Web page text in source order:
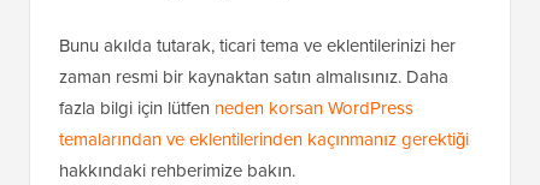
Bunu akılda tutarak, ticari tema ve eklentilerinizi her
zaman resmi bir kaynaktan satın almalısınız. Daha
fazla bilgi için lütfen neden korsan WordPress
temalarından ve eklentilerinden kaçınmanız gerektiği
hakkındaki rehberimize bakın.